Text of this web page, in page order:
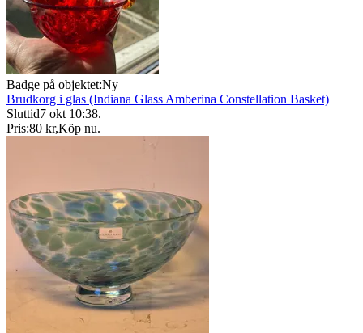
Badge på objektet:Ny
Brudkorg i glas (Indiana Glass Amberina Constellation Basket)
Sluttid7 okt 10:38.
Pris:80 kr,Köp nu.